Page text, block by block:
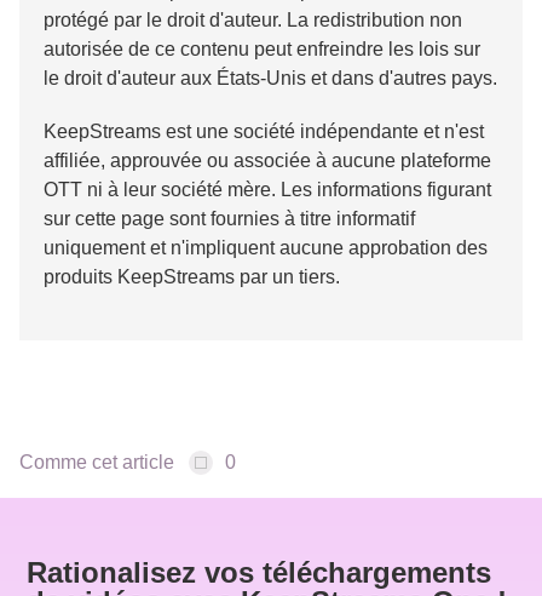
protégé par le droit d'auteur. La redistribution non
autorisée de ce contenu peut enfreindre les lois sur
le droit d'auteur aux États-Unis et dans d'autres pays.
KeepStreams est une société indépendante et n'est
affiliée, approuvée ou associée à aucune plateforme
OTT ni à leur société mère. Les informations figurant
sur cette page sont fournies à titre informatif
uniquement et n'impliquent aucune approbation des
produits KeepStreams par un tiers.
Comme cet article 0
Rationalisez vos téléchargements